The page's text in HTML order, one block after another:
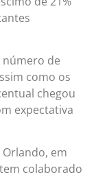
de
como os
chegou
expectativa
Orlando, em
colaborado